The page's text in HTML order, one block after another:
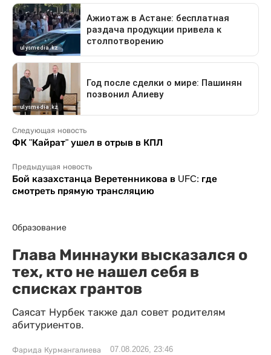
Следующая новость
ФК "Кайрат" ушел в отрыв в КПЛ
Предыдущая новость
Бой казахстанца Веретенникова в UFC: где
смотреть прямую трансляцию
Образование
Глава Миннауки высказался о
тех, кто не нашел себя в
списках грантов
Саясат Нурбек также дал совет родителям
абитуриентов.
Фарида Курмангалиева 07.08.2026, 23:46